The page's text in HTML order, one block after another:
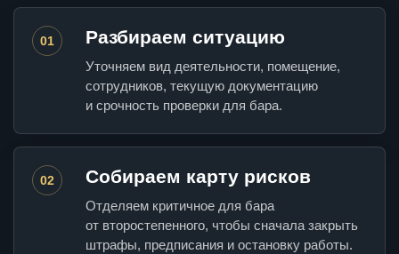
01 Разбираем ситуацию
Уточняем вид деятельности, помещение,
сотрудников, текущую документацию
и срочность проверки для бара.
02 Собираем карту рисков
Отделяем критичное для бара
от второстепенного, чтобы сначала закрыть
штрафы, предписания и остановку работы.